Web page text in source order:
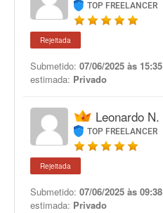
TOP FREELANCER
Rejeitada
Submetido: 07/06/2025 às 15:35
estimada: Privado
Leonardo N.
TOP FREELANCER
Rejeitada
Submetido: 07/06/2025 às 09:38
estimada: Privado